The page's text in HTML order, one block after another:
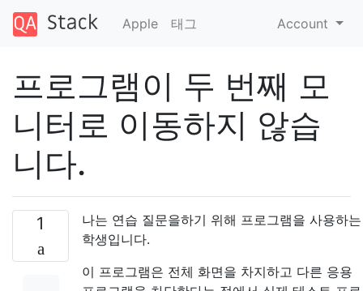
Apple 태그 Account
프로그램이 두 번째 모
니터로 이동하지 않습
니다.
1
나는 연습 질문을하기 위해 프로그램을 사용하는
학생입니다.
이 프로그램은 전체 화면을 차지하고 다른 응용